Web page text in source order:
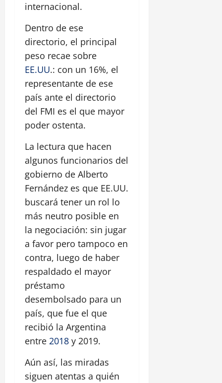
internacional.
Dentro de ese
directorio, el principal
peso recae sobre
EE.UU.: con un 16%, el
representante de ese
país ante el directorio
del FMI es el que mayor
poder ostenta.
La lectura que hacen
algunos funcionarios del
gobierno de Alberto
Fernández es que EE.UU.
buscará tener un rol lo
más neutro posible en
la negociación: sin jugar
a favor pero tampoco en
contra, luego de haber
respaldado el mayor
préstamo
desembolsado para un
país, que fue el que
recibió la Argentina
entre 2018 y 2019.
Aún así, las miradas
siguen atentas a quién